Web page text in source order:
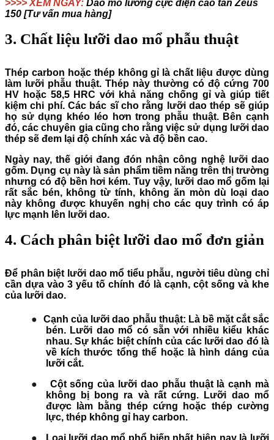
>>>> XEM NGAY: Dao mổ lưỡng cực điện cao tần Zeus
150 [Tư vấn mua hàng]
3. Chất liệu lưỡi dao mổ phẫu thuật
Thép carbon hoặc thép không gỉ là chất liệu được dùng
làm lưỡi phẫu thuật. Thép này thường có độ cứng 700
HV hoặc 58,5 HRC với khả năng chống gỉ và giúp tiết
kiệm chi phí. Các bác sĩ cho rằng lưỡi dao thép sẽ giúp
họ sử dụng khéo léo hơn trong phẫu thuật. Bên cạnh
đó, các chuyên gia cũng cho rằng việc sử dụng lưỡi dao
thép sẽ đem lại độ chính xác và độ bền cao.
Ngày nay, thế giới đang đón nhận công nghệ lưỡi dao
gốm. Dụng cụ này là sản phẩm tiềm năng trên thị trường
nhưng có độ bền hơi kém. Tuy vậy, lưỡi dao mổ gốm lại
rất sắc bén, không từ tính, không ăn mòn dù loại dao
này không được khuyến nghị cho các quy trình có áp
lực mạnh lên lưỡi dao.
4. Cách phân biệt lưỡi dao mổ đơn giản
Để phân biệt lưỡi dao mổ tiểu phẫu, người tiêu dùng chỉ
cần dựa vào 3 yếu tố chính đó là cạnh, cột sống và khe
của lưỡi dao.
●
Cạnh của lưỡi dao phẫu thuật: Là bề mặt cắt sắc
bén. Lưỡi dao mổ có sẵn với nhiều kiểu khác
nhau. Sự khác biệt chính của các lưỡi dao đó là
về kích thước tổng thể hoặc là hình dáng của
lưỡi cắt.
●
Cột sống của lưỡi dao phẫu thuật là cạnh mà
không bị bong ra và rất cứng. Lưỡi dao mổ
được làm bằng thép cứng hoặc thép cường
lực, thép không gỉ hay carbon.